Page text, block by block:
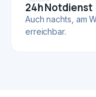
24h Notdienst
Auch nachts, am
erreichbar.